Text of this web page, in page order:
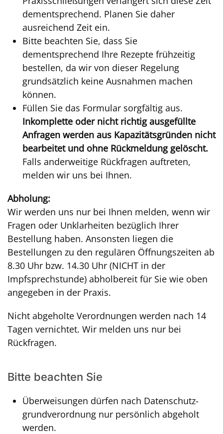
dementsprechend. Planen Sie daher
ausreichend Zeit ein.
Bitte beachten Sie, dass Sie
dementsprechend Ihre Rezepte frühzeitig
bestellen, da wir von dieser Regelung
grundsätzlich keine Ausnahmen machen
können.
Füllen Sie das Formular sorgfältig aus.
Inkomplette oder nicht richtig ausgefüllte
Anfragen werden aus Kapazitätsgründen nicht
bearbeitet und ohne Rückmeldung gelöscht.
Falls anderweitige Rückfragen auftreten,
melden wir uns bei Ihnen.
Abholung:
Wir werden uns nur bei Ihnen melden, wenn wir
Fragen oder Unklarheiten bezüglich Ihrer
Bestellung haben. Ansonsten liegen die
Bestellungen zu den regulären Öffnungszeiten ab
8.30 Uhr bzw. 14.30 Uhr (NICHT in der
Impfsprechstunde) abholbereit für Sie wie oben
angegeben in der Praxis.
Nicht abgeholte Verordnungen werden nach 14
Tagen vernichtet. Wir melden uns nur bei
Rückfragen.
Bitte beachten Sie
Überweisungen dürfen nach Datenschutz­
grund­verordnung nur persönlich abgeholt
werden.